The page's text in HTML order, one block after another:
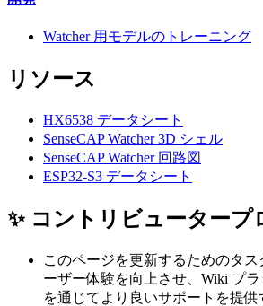
Watcher 用モデルのトレーニング
リソース
HX6538 データシート
SenseCAP Watcher 3D シェル
SenseCAP Watcher 回路図
ESP32-S3 データシート
✨ コントリビュータープ
このページを更新するためのタ
ーザー体験を向上させ、Wiki プ
を通じてより良いサポートを提